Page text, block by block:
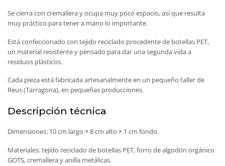
Se cierra con cremallera y ocupa muy poco espacio, así que resulta
muy práctico para tener a mano lo importante.
Está confeccionado con tejido reciclado procedente de botellas PET,
un material resistente y pensado para dar una segunda vida a
residuos plásticos.
Cada pieza está fabricada artesanalmente en un pequeño taller de
Reus (Tarragona), en pequeñas producciones.
Descripción técnica
Dimensiones: 10 cm largo × 8 cm alto × 1 cm fondo.
Materiales: tejido reciclado de botellas PET, forro de algodón orgánico
GOTS, cremallera y anilla metálicas.